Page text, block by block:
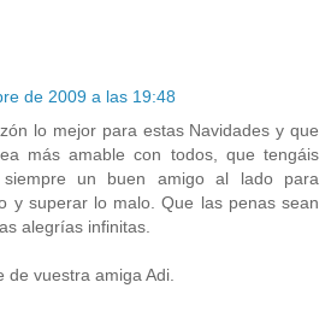
de 2009 a las 19:48
lo mejor para estas Navidades y que
más amable con todos, que tengáis
un buen amigo al lado para
y superar lo malo. Que las penas sean
alegrías infinitas.
de vuestra amiga Adi.